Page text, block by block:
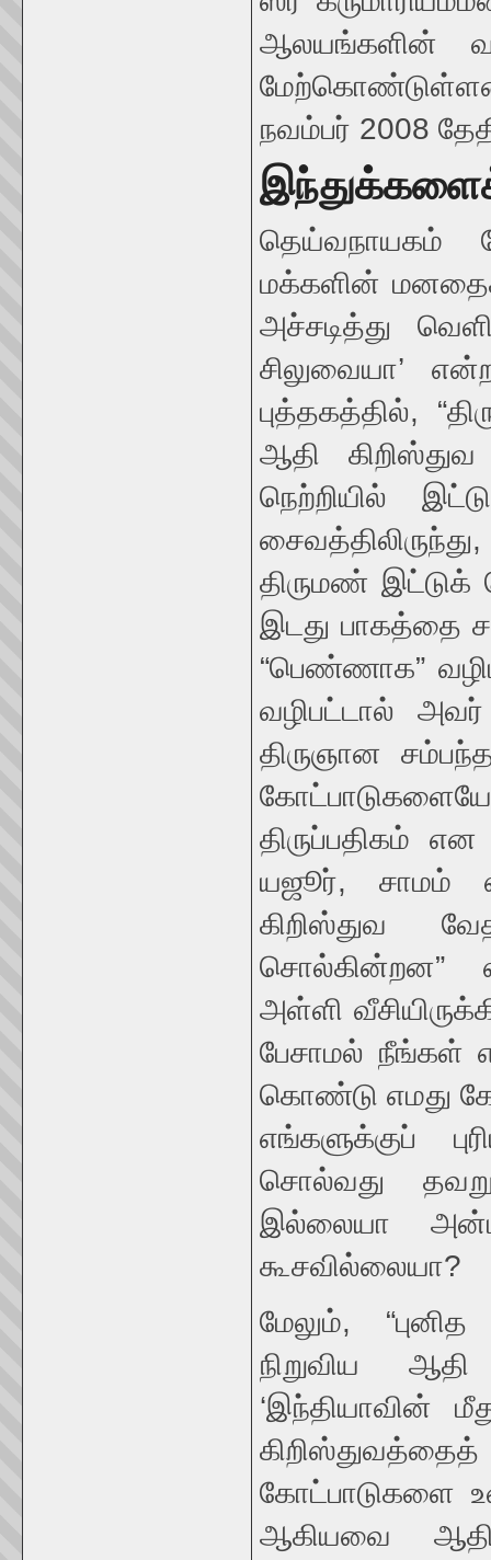
ஆலயங்களின்
நவம்பர் 2008
தெய்வநாயகம்
மக்களின் மனதைக்
அச்சடித்து
சிலுவையா’
புத்தகத்தில்,
ஆதி கிறிஸ்துவ
நெற்றியில்
திருமண்
இடது பாகத்தை
“பெண்ணாக”
வழிபட்டால் அவர்
திருஞான
திருப்பதிகம்
யஜூர், சாமம்
கிறிஸ்துவ
சொல்கின்றன”
அள்ளி
பேசாமல் நீங்கள்
கொண்டு எமது
எங்களுக்குப்
சொல்வது
இல்லையா
கூசவில்லையா?
மேலும்,
நிறுவிய
‘இந்தியாவின்
கோட்பாடுகளை
ஆகியவை ஆதி